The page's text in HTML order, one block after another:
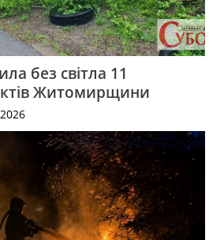
без світла 11
Житомирщини